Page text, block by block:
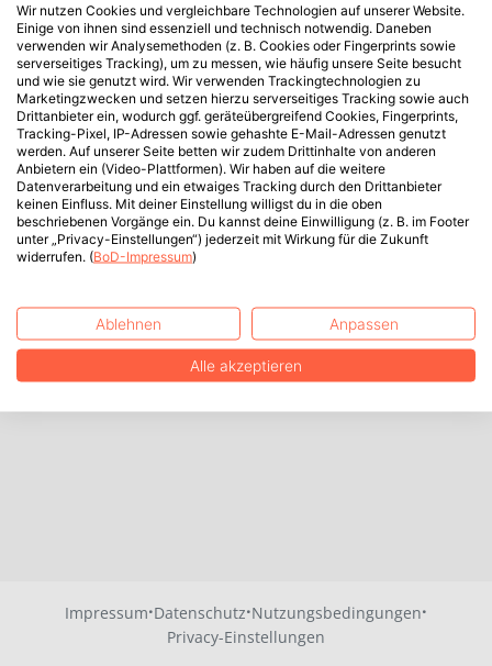
Impressum·Datenschutz·Nutzungsbedingungen·
Privacy-Einstellungen
Wir nutzen Cookies und vergleichbare Technologien auf unserer Website.
Einige von ihnen sind essenziell und technisch notwendig. Daneben
verwenden wir Analysemethoden (z. B. Cookies oder Fingerprints sowie
serverseitiges Tracking), um zu messen, wie häufig unsere Seite besucht
und wie sie genutzt wird. Wir verwenden Trackingtechnologien zu
Marketingzwecken und setzen hierzu serverseitiges Tracking sowie auch
Drittanbieter ein, wodurch ggf. geräteübergreifend Cookies, Fingerprints,
Tracking-Pixel, IP-Adressen sowie gehashte E-Mail-Adressen genutzt
werden. Auf unserer Seite betten wir zudem Drittinhalte von anderen
Anbietern ein (Video-Plattformen). Wir haben auf die weitere
Datenverarbeitung und ein etwaiges Tracking durch den Drittanbieter
keinen Einfluss. Mit deiner Einstellung willigst du in die oben
beschriebenen Vorgänge ein. Du kannst deine Einwilligung (z. B. im Footer
unter „Privacy-Einstellungen“) jederzeit mit Wirkung für die Zukunft
widerrufen. (BoD-Impressum)
Ablehnen Anpassen
Alle akzeptieren